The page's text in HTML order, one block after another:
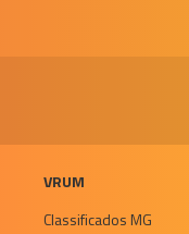
VRUM
Classificados MG